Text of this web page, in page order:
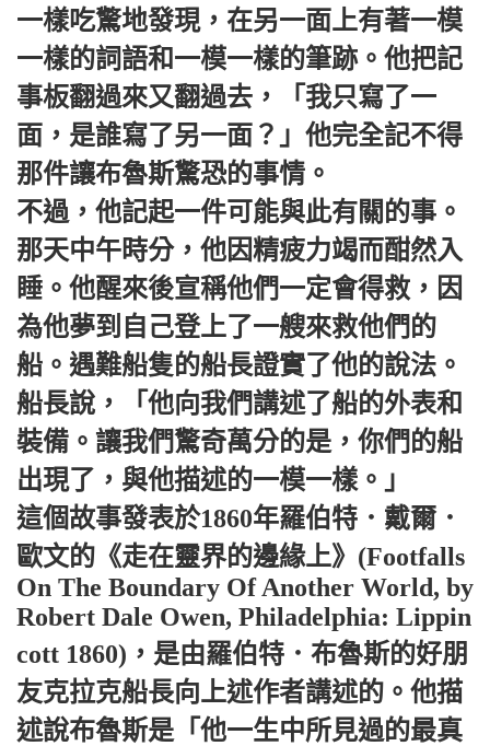
一樣吃驚地發現，在另一面上有著一模
一樣的詞語和一模一樣的筆跡。他把記
事板翻過來又翻過去，「我只寫了一
面，是誰寫了另一面？」他完全記不得
那件讓布魯斯驚恐的事情。
不過，他記起一件可能與此有關的事。
那天中午時分，他因精疲力竭而酣然入
睡。他醒來後宣稱他們一定會得救，因
為他夢到自己登上了一艘來救他們的
船。遇難船隻的船長證實了他的說法。
船長說，「他向我們講述了船的外表和
裝備。讓我們驚奇萬分的是，你們的船
出現了，與他描述的一模一樣。」
這個故事發表於1860年羅伯特．戴爾．
歐文的《走在靈界的邊緣上》(Footfalls
On The Boundary Of Another World, by
Robert Dale Owen, Philadelphia: Lippin
cott 1860)，是由羅伯特．布魯斯的好朋
友克拉克船長向上述作者講述的。他描
述說布魯斯是「他一生中所見過的最真